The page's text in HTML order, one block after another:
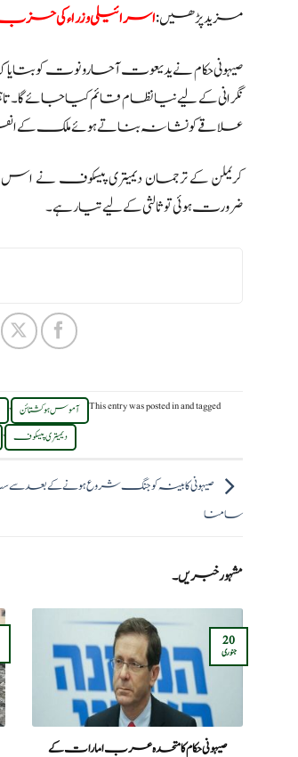
مزید پڑھیں:اسرائیلی وزراء کی
نگرانی کے لیے نیا نظام قائم کیا جائے
علاقے کو نشانہ بناتے ہوئے ملک کے
کریملن کے ترجمان دیمیتری پیسکوف
ضرورت ہوئی تو ثالثی کے لیے تیار ہے۔
This entry was posted inand tagged آموس ہوکشتائن ,
دیمیتری پیسکوف ,
صیہونی کابینہ کو جنگ شروع ہونے کے بعد
سامنا
مشہور خبریں۔
صیہونی حکام کا متحدہ عرب امارات کے
20
جنوری